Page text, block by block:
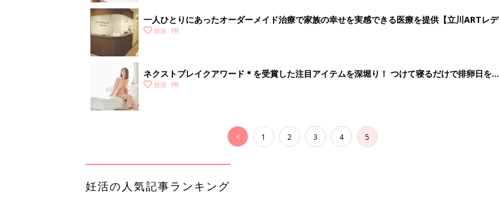
一人ひとりにあったオーダーメイド治療で家族の幸せを実感できる医療を提供【立川ARTレデ
ィースクリニック】
妊活
ネクストブレイクアワード＊を受賞した注目アイテムを深堀り！ つけて寝るだけで排卵日を予
測！ 妊活の先輩に支持されるお役立ちアイテム
妊活
< 1 2 3 4 5
妊活の人気記事ランキング